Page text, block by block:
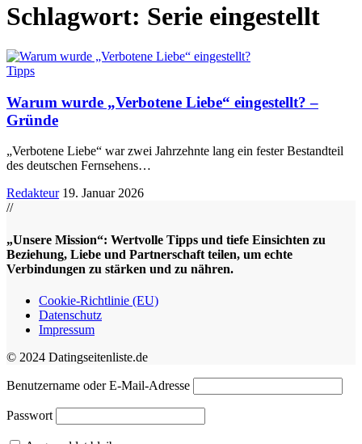
Schlagwort: Serie eingestellt
Tipps
Warum wurde „Verbotene Liebe“ eingestellt? –
Gründe
„Verbotene Liebe“ war zwei Jahrzehnte lang ein fester Bestandteil
des deutschen Fernsehens…
Redakteur 19. Januar 2026
//
„Unsere Mission“: Wertvolle Tipps und tiefe Einsichten zu
Beziehung, Liebe und Partnerschaft teilen, um echte
Verbindungen zu stärken und zu nähren.
Cookie-Richtlinie (EU)
Datenschutz
Impressum
© 2024 Datingseitenliste.de
Benutzername oder E-Mail-Adresse
Passwort